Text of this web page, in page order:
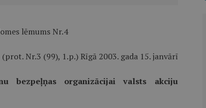
lēmums Nr.4
(prot. Nr.3 (99), 1.p.) Rīgā 2003. gada 15. janvārī
bezpeļņas organizācijai valsts akciju